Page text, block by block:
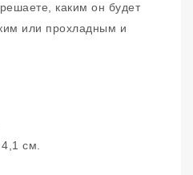
каким он будет
или прохладным и
см.